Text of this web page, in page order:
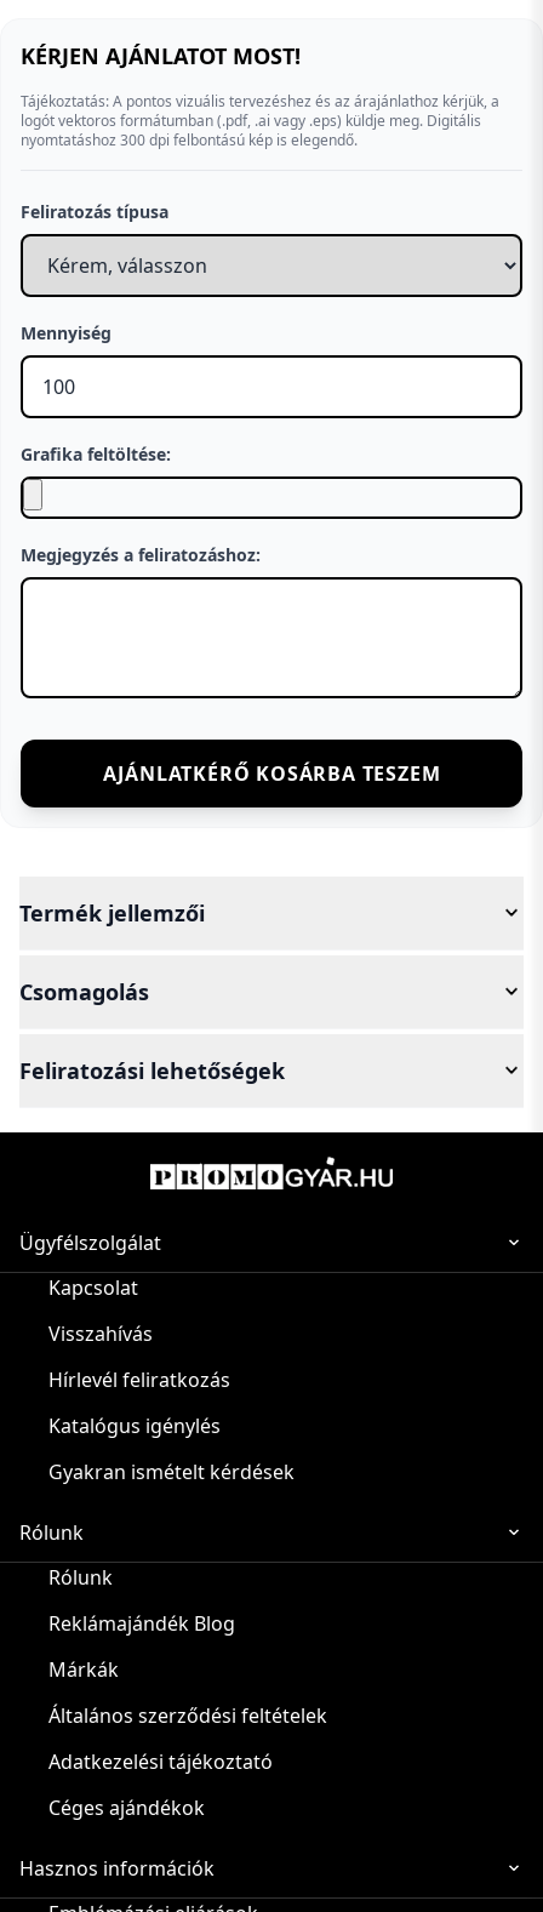
KÉRJEN AJÁNLATOT MOST!
Tájékoztatás: A pontos vizuális tervezéshez és az árajánlathoz kérjük, a
logót vektoros formátumban (.pdf, .ai vagy .eps) küldje meg. Digitális
nyomtatáshoz 300 dpi felbontású kép is elegendő.
Feliratozás típusa
Mennyiség
Grafika feltöltése:
Megjegyzés a feliratozáshoz:
AJÁNLATKÉRŐ KOSÁRBA TESZEM
Termék jellemzői
Csomagolás
Feliratozási lehetőségek
Ügyfélszolgálat
Kapcsolat
Visszahívás
Hírlevél feliratkozás
Katalógus igénylés
Gyakran ismételt kérdések
Rólunk
Rólunk
Reklámajándék Blog
Márkák
Általános szerződési feltételek
Adatkezelési tájékoztató
Céges ajándékok
Hasznos információk